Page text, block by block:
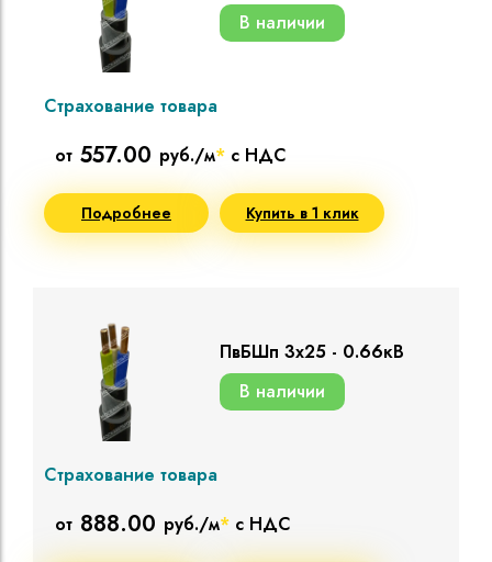
В наличии
Страхование товара
от 557.00 руб./м* с НДС
Подробнее Купить в 1 клик
ПвБШп 3х25 - 0.66кВ
В наличии
Страхование товара
от 888.00 руб./м* с НДС